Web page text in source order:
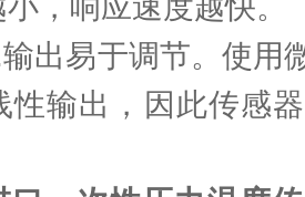
，响应速度越快。
易于调节。使用
性输出，因此传感